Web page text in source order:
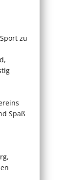
zu
Spaß